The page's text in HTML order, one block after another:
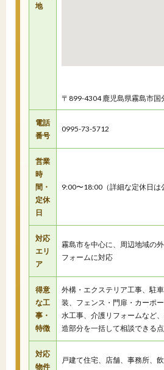
地
〒899-4304 鹿児島県霧島市国
電話
番号
0995-73-5712
営業
時
間・
定休
日
9:00〜18:00（詳細な定休日は
対応
エリ
ア
霧島市を中心に、周辺地域の
フォームに対応
得意
な工
事・
特徴
外構・エクステリア工事、駐
装、フェンス・門扉・カーポ
水工事、介護リフォームなど
造部分を一括して相談できる
対応
物件
戸建て住宅、店舗、事務所、